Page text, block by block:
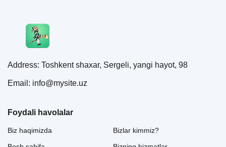
Address: Toshkent shaxar, Sergeli, yangi hayot, 98
Email: info@mysite.uz
Foydali havolalar
Biz haqimizda
Bizlar kimmiz?